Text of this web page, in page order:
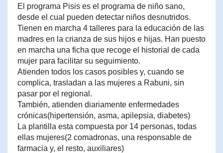
El programa Pisis es el programa de niño sano,
desde el cual pueden detectar niños desnutridos.
Tienen en marcha 4 talleres para la educación de las
madres en la crianza de sus hijos e hijas. Han puesto
en marcha una ficha que recoge el historial de cada
mujer para facilitar su seguimiento.
Atienden todos los casos posibles y, cuando se
complica, trasladan a las mujeres a Rabuni, sin
pasar por el regional.
También, atienden diariamente enfermedades
crónicas(hipertensión, asma, apilepsia, diabetes)
La plantilla esta compuesta por 14 personas, todas
ellas mujeres(2 comadronas, una responsable de
farmacia y, el resto, auxiliares)